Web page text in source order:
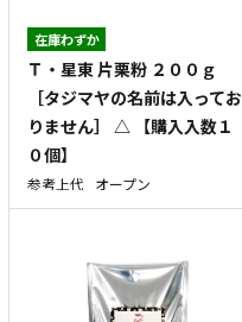
在庫わずか
Ｔ・星東 片栗粉 ２００ｇ
［タジマヤの名前は入ってお
りません］ △ 【購入入数１
０個】
参考上代 オープン